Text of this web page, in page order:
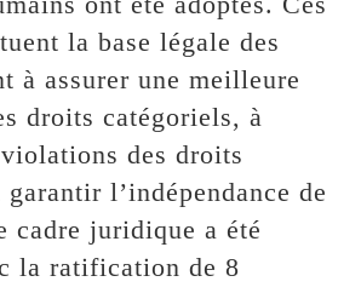
la base légale des
à assurer une meilleure
droits catégoriels, à
des droits
l’indépendance de
cadre juridique a été
la ratification de 8